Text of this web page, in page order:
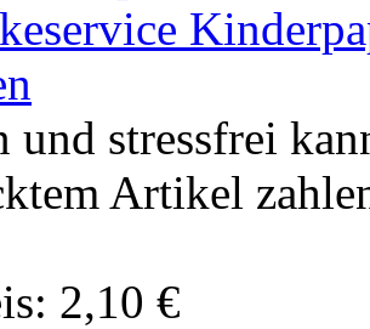
und stressfrei
Artikel
2,10 €